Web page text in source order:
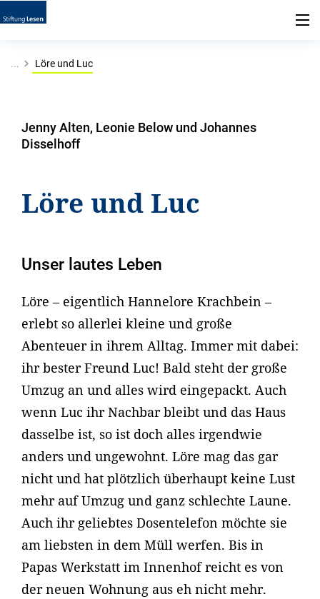
... Löre und Luc
Jenny Alten, Leonie Below und Johannes
Disselhoff
Löre und Luc
Unser lautes Leben
Löre – eigentlich Hannelore Krachbein –
erlebt so allerlei kleine und große
Abenteuer in ihrem Alltag. Immer mit dabei:
ihr bester Freund Luc! Bald steht der große
Umzug an und alles wird eingepackt. Auch
wenn Luc ihr Nachbar bleibt und das Haus
dasselbe ist, so ist doch alles irgendwie
anders und ungewohnt. Löre mag das gar
nicht und hat plötzlich überhaupt keine Lust
mehr auf Umzug und ganz schlechte Laune.
Auch ihr geliebtes Dosentelefon möchte sie
am liebsten in dem Müll werfen. Bis in
Papas Werkstatt im Innenhof reicht es von
der neuen Wohnung aus eh nicht mehr.